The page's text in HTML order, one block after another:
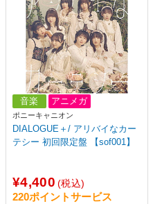
音楽 アニメガ
ポニーキャニオン
DIALOGUE＋/ アリバイなカー
テシー 初回限定盤 【sof001】
¥4,400 (税込)
220ポイントサービス